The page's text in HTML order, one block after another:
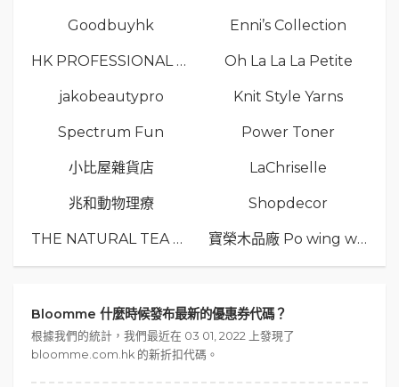
Goodbuyhk Enni’s Collection
HK PROFESSIONAL TV LIMITED Oh La La La Petite
jakobeautypro Knit Style Yarns
Spectrum Fun Power Toner
小比屋雜貨店 LaChriselle
兆和動物理療 Shopdecor
THE NATURAL TEA Co. 寶榮木品廠 Po wing wood
Bloomme 什麼時候發布最新的優惠券代碼？
根據我們的統計，我們最近在 03 01, 2022 上發現了
bloomme.com.hk 的新折扣代碼。